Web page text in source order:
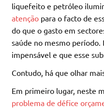
liquefeito e petróleo
atenção para o facto de
do que o gasto em
saúde no mesmo período.
impensável e que esse
Contudo, há que olhar
Em primeiro lugar, neste
problema de défice